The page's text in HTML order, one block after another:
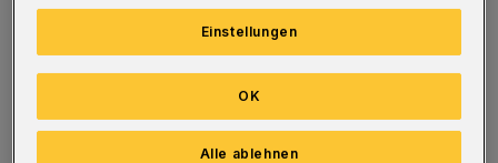
Gutachten des Deutschen Wetterdienstes für
die Zukunft unserer Stadt vorhergesagt,
müssen Wälder deswegen auch unter diesem
Gesichtspunkt als besonders schützenswert
betrachtet werden.“
Einstellungen
Alle ablehnen
OK